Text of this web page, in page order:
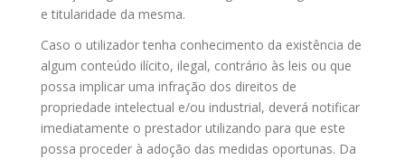
e titularidade da mesma.
Caso o utilizador tenha conhecimento da existência de
algum conteúdo ilícito, ilegal, contrário às leis ou que
possa implicar uma infração dos direitos de
propriedade intelectual e/ou industrial, deverá notificar
imediatamente o prestador utilizando para que este
possa proceder à adoção das medidas oportunas. Da